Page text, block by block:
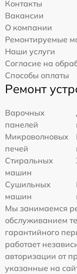
Контакты
Вакансии
О компании
Ремонтируемые
Наши услуги
Согласие на
Способы оплаты
Ремонт
Варочных
панелей
Микроволновых
печей
Стиральных
машин
Сушильных
машин
Мы занимаемся
обслуживанием
гарантийного
работает
авторизации от
указанные на